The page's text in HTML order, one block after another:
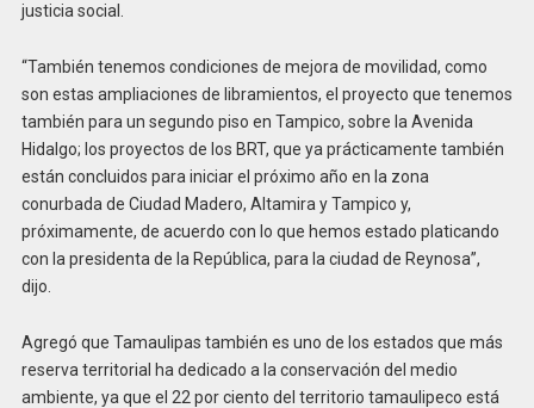
justicia social.
“También tenemos condiciones de mejora de movilidad, como
son estas ampliaciones de libramientos, el proyecto que tenemos
también para un segundo piso en Tampico, sobre la Avenida
Hidalgo; los proyectos de los BRT, que ya prácticamente también
están concluidos para iniciar el próximo año en la zona
conurbada de Ciudad Madero, Altamira y Tampico y,
próximamente, de acuerdo con lo que hemos estado platicando
con la presidenta de la República, para la ciudad de Reynosa”,
dijo.
Agregó que Tamaulipas también es uno de los estados que más
reserva territorial ha dedicado a la conservación del medio
ambiente, ya que el 22 por ciento del territorio tamaulipeco está